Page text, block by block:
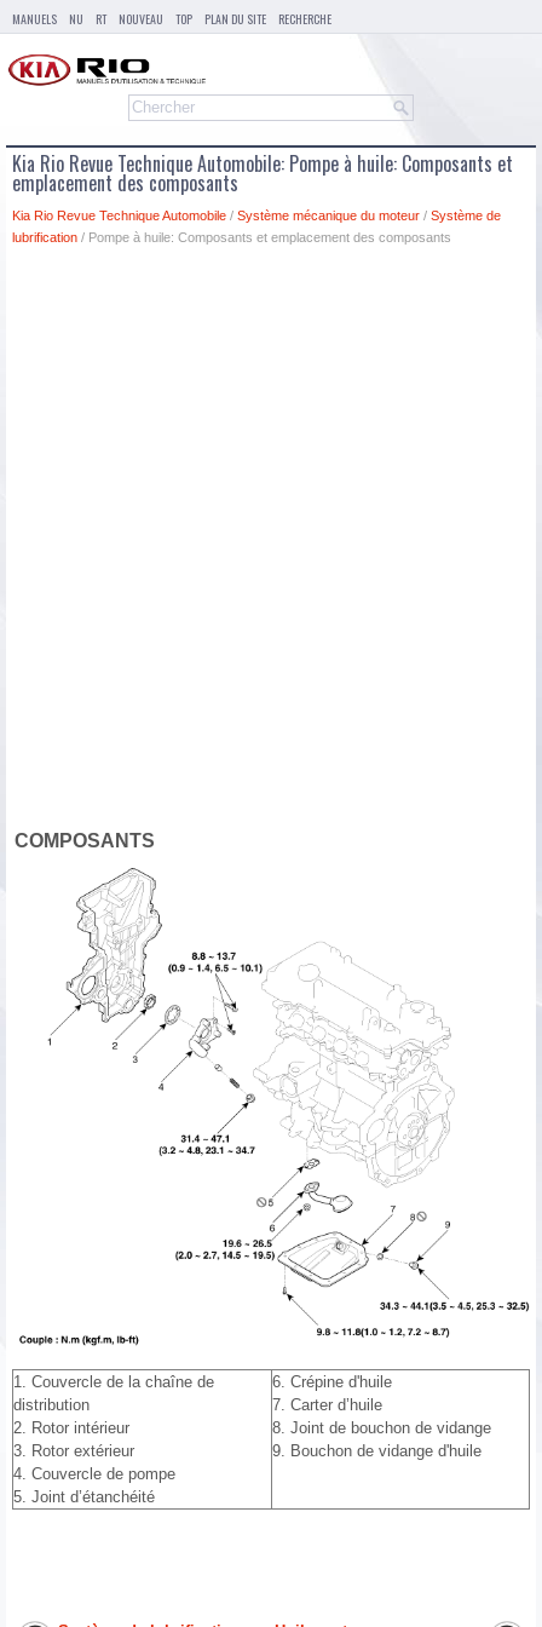
MANUELS NU RT NOUVEAU TOP PLAN DU SITE RECHERCHE
Kia Rio Revue Technique Automobile: Pompe à huile: Composants et
emplacement des composants
Kia Rio Revue Technique Automobile / Système mécanique du moteur / Système de
lubrification / Pompe à huile: Composants et emplacement des composants
COMPOSANTS
1. Couvercle de la chaîne de
distribution
2. Rotor intérieur
3. Rotor extérieur
4. Couvercle de pompe
5. Joint d’étanchéité
6. Crépine d'huile
7. Carter d’huile
8. Joint de bouchon de vidange
9. Bouchon de vidange d'huile